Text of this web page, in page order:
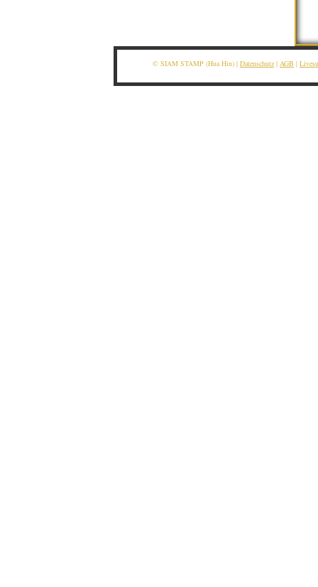
© SIAM STAMP (Hua Hin) | Datenschutz | AGB |